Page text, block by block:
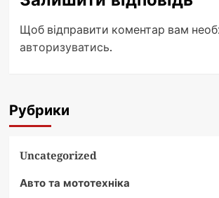
Щоб відправити коментар вам
авторизуватись.
Рубрики
Uncategorized
Авто та мототехніка